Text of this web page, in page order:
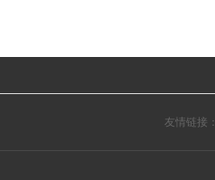
友情链接：